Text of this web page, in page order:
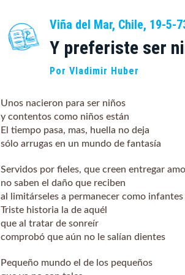
Viña del Mar, Chile, 19-5-
Y preferiste ser
Por Vladimir Huber
Unos nacieron para ser niños
y contentos como niños están
El tiempo pasa, mas, huella no deja
sólo arrugas en un mundo de fantasía
Servidos por fieles, que creen entregar
no saben el daño que reciben
al limitárseles a permanecer como infantes
Triste historia la de aquél
que al tratar de sonreír
comprobó que aún no le salían dientes
Pequeño mundo el de los pequeños